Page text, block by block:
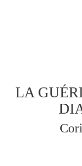
LA